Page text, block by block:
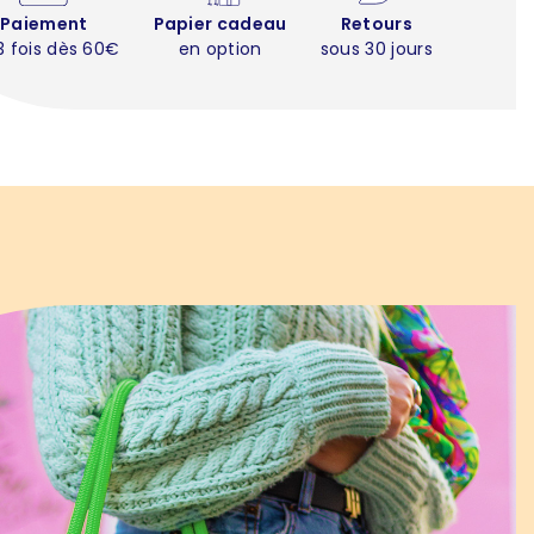
Paiement
fois dès 60€
Papier cadeau
en option
Retours
sous 30 jours